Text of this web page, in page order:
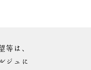
等は、
ジュに